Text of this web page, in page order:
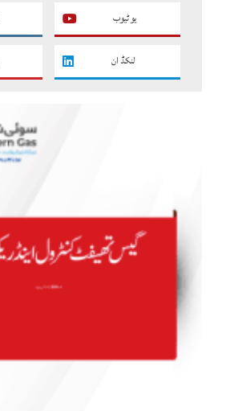
یو ٹیوب
لنکڈ ان